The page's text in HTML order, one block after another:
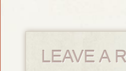
LEAVE A